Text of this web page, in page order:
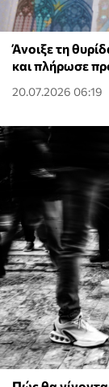
Άνοιξε τη
και πλήρωσε
20.07.2026 06:19